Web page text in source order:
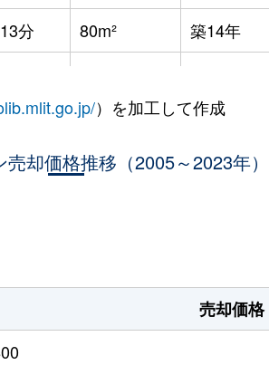
分 80m² 築14年
分 65m² 築34年
分 95m² 築16年
分 70m² 築26年
分 70m² 築23年
）を加工して作成
却価格推移（2005～2023年）
売却価格